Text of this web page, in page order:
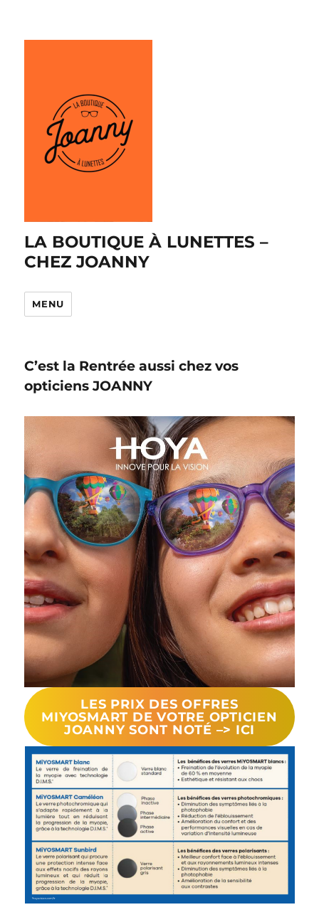
LA BOUTIQUE À LUNETTES –
CHEZ JOANNY
MENU
C’est la Rentrée aussi chez vos
opticiens JOANNY
LES PRIX DES OFFRES
MIYOSMART DE VOTRE OPTICIEN
JOANNY SONT NOTÉ –> ICI